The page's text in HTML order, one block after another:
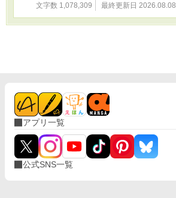
文字数 1,078,309 最終更新日 2026.08.08
アプリ一覧
公式SNS一覧